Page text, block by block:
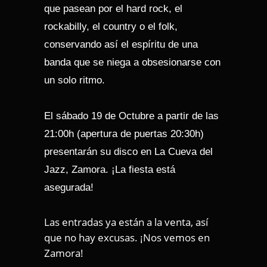
que pasean por el hard rock, el
rockabilly, el country o el folk,
conservando así el espíritu de una
banda que se niega a obsesionarse con
un solo ritmo.
El sábado 19 de Octubre a partir de las
21:00h (apertura de puertas 20:30h)
presentarán su disco en La Cueva del
Jazz, Zamora. ¡La fiesta está
asegurada!
Las entradas ya están a la venta, así
que no hay excusas. ¡Nos vemos en
Zamora!